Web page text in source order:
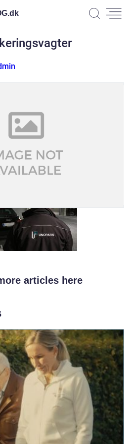
dk
articles here